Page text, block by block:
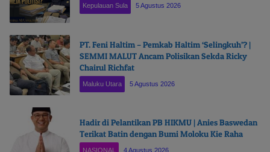
Kepulauan Sula 5 Agustus 2026
PT. Feni Haltim – Pemkab Haltim ‘Selingkuh’? |
SEMMI MALUT Ancam Polisikan Sekda Ricky
Chairul Richfat
Maluku Utara 5 Agustus 2026
Hadir di Pelantikan PB HIKMU | Anies Baswedan
Terikat Batin dengan Bumi Moloku Kie Raha
NASIONAL 4 Agustus 2026